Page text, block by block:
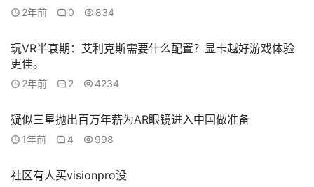
2年前 0 834
玩VR半衰期：艾利克斯需要什么配置？显卡越好游戏体验
更佳。
2年前 2 4234
疑似三星抛出百万年薪为AR眼镜进入中国做准备
1年前 4 998
社区有人买visionpro没